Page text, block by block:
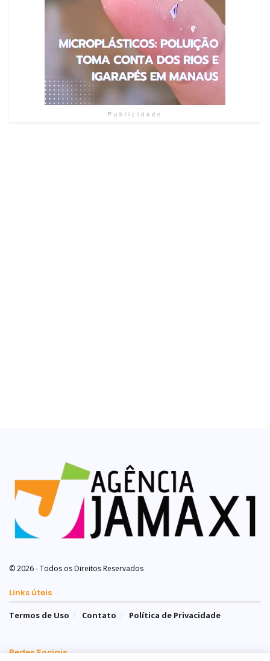
Publicidade
© 2026 - Todos os Direitos Reservados
Links úteis
Termos de Uso Contato Política de Privacidade
Redes Sociais